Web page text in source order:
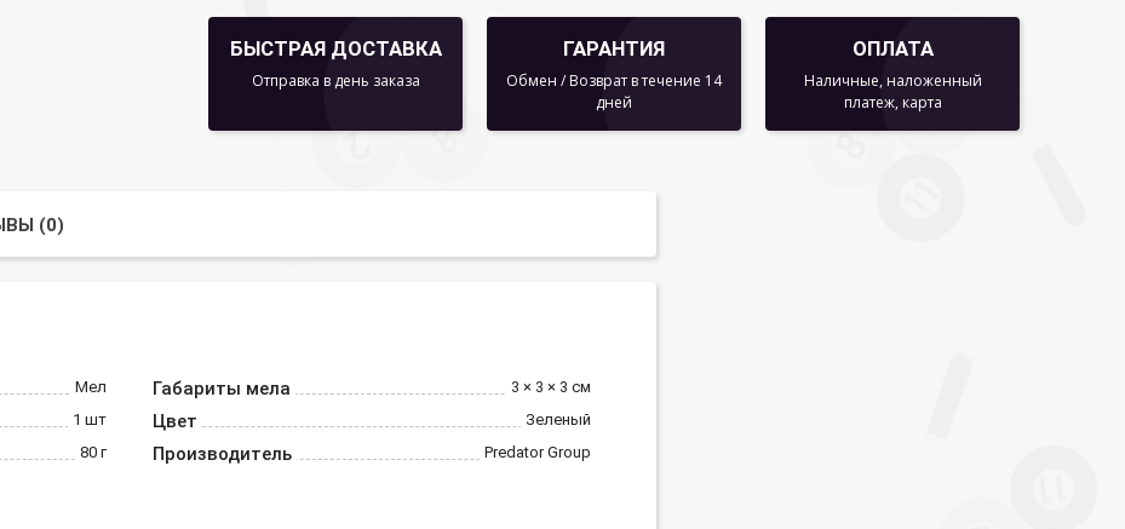
БЫСТРАЯ ДОСТАВКА
Отправка в день заказа
ГАРАНТИЯ
Обмен / Возврат в течение 14
дней
ОПЛАТА
Наличные, наложенный
платеж, карта
(0)
Мел
1 шт
80 г
Габариты мела 3 × 3 × 3 см
Цвет Зеленый
Производитель Predator Group